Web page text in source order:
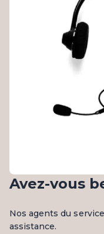
Avez-vous
Nos agents du
assistance.